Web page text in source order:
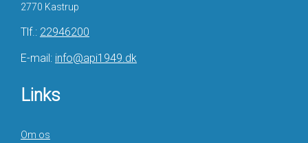
2770 Kastrup
Tlf.: 22946200
E-mail: info@api1949.dk
Links
Om os